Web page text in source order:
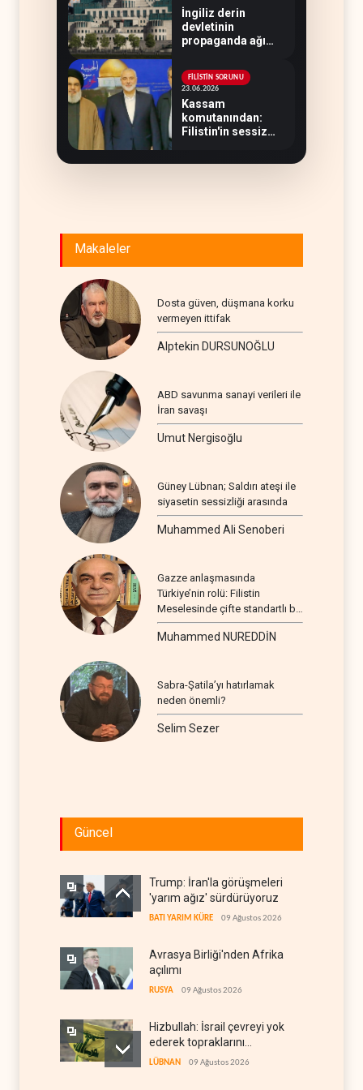
İngiliz derin
devletinin
propaganda ağı
FİLİSTİN SORUNU
23.06.2026
Kassam
komutanından:
Filistin'in sessiz
Makaleler
Dosta güven, düşmana korku
vermeyen ittifak
Alptekin DURSUNOĞLU
ABD savunma sanayi verileri ile
İran savaşı
Umut Nergisoğlu
Güney Lübnan; Saldırı ateşi ile
siyasetin sessizliği arasında
Muhammed Ali Senoberi
Gazze anlaşmasında
Türkiye’nin rolü: Filistin
Meselesinde çifte standartlı bir
seyir
Muhammed NUREDDİN
Sabra-Şatila’yı hatırlamak
neden önemli?
Selim Sezer
Güncel
Trump: İran'la görüşmeleri
'yarım ağız' sürdürüyoruz
BATI YARIM KÜRE 09 Ağustos 2026
Avrasya Birliği'nden Afrika
açılımı
RUSYA 09 Ağustos 2026
Hizbullah: İsrail çevreyi yok
ederek topraklarını
genişletiyor
LÜBNAN 09 Ağustos 2026